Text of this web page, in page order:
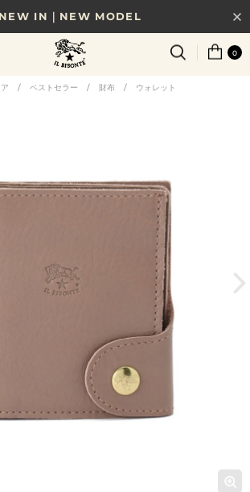
NEW IN｜NEW MODEL
まで｜税込11,000円以上で送料無料
ーンから選べる、新しいギフトガイド
0
/ ベストセラー / 財布 / ウォレット